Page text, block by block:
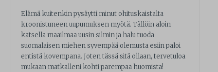
Elämä kuitenkin pysäytti minut ohituskaistalta
kroonistuneen uupumuksen myötä. Tällöin aloin
katsella maailmaa uusin silmin ja halu tuoda
suomalaisen miehen syvempää olemusta esiin paloi
entistä kovempana. Joten tässä sitä ollaan, tervetuloa
mukaan matkalleni kohti parempaa huomista!